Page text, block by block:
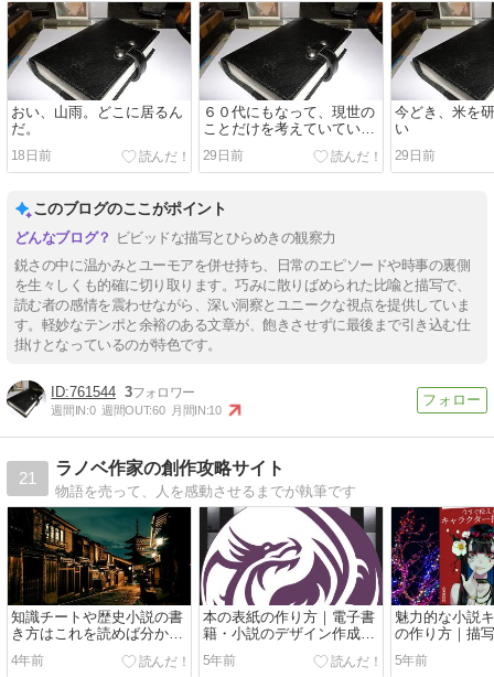
おい、山雨。どこに居るん
だ。
18日前
６０代にもなって、現世の
ことだけを考えていていい
のか。
29日前
今どき、米を
い
29日前
このブログのここがポイント
ビビッドな描写とひらめきの観察力
鋭さの中に温かみとユーモアを併せ持ち、日常のエピソードや時事の裏側
を生々しくも的確に切り取ります。巧みに散りばめられた比喩と描写で、
読む者の感情を震わせながら、深い洞察とユニークな視点を提供していま
す。軽妙なテンポと余裕のある文章が、飽きさせずに最後まで引き込む仕
掛けとなっているのが特色です。
761544 3
週間IN:0 週間OUT:60 月間IN:10
21
ラノベ作家の創作攻略サイト
物語を売って、人を感動させるまでが執筆です
知識チートや歴史小説の書
き方はこれを読めば分か
る！ 【信長と征く 転生商
人の天下取り】がおすす
4年前
本の表紙の作り方｜電子書
籍・小説のデザイン作成な
らfotor！
5年前
魅力的な小説
の作り方｜描
る創作法
5年前